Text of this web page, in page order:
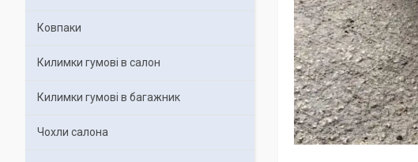
Ковпаки
Килимки гумові в салон
Килимки гумові в багажник
Чохли салона